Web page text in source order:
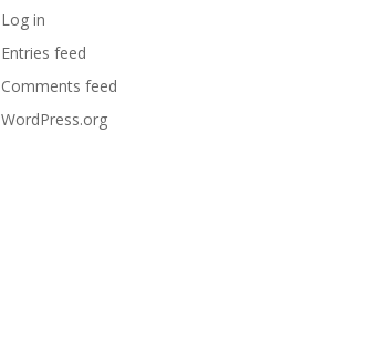
Log in
Entries feed
Comments feed
WordPress.org